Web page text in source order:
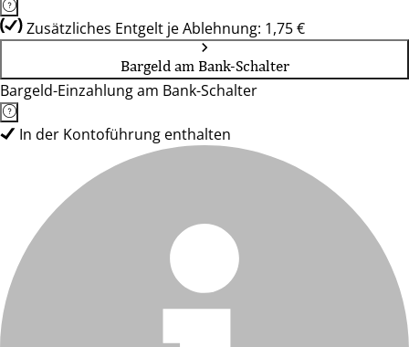
Zusätzliches Entgelt je Ablehnung: 1,75 €
Bargeld am Bank-Schalter
Bargeld-Einzahlung am Bank-Schalter
In der Kontoführung enthalten